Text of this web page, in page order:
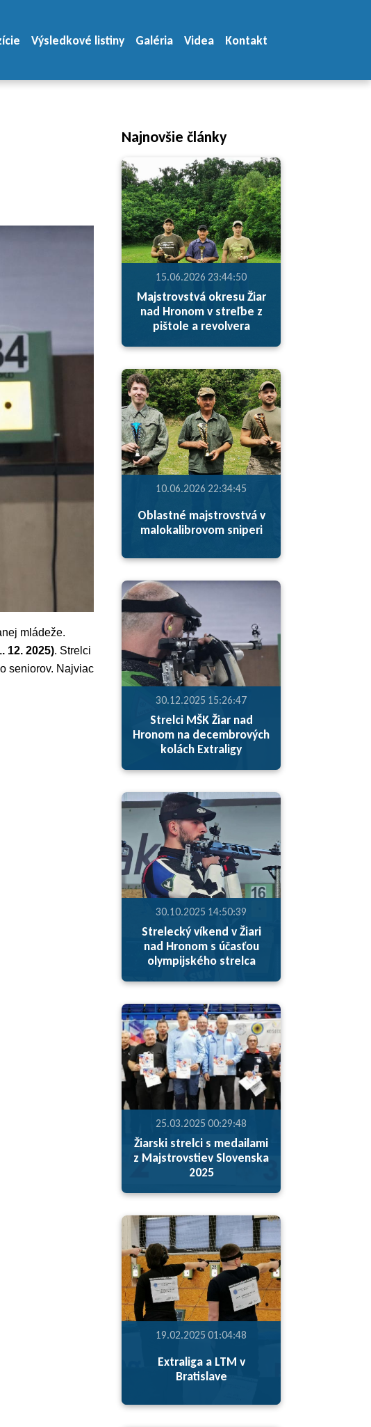
Výsledkové listiny Galéria Videa Kontakt
mládeže.
12. 2025). Strelci
seniorov. Najviac
Najnovšie články
15.06.2026 23:44:50
Majstrovstvá okresu Žiar
nad Hronom v streľbe z
pištole a revolvera
10.06.2026 22:34:45
Oblastné majstrovstvá v
malokalibrovom sniperi
30.12.2025 15:26:47
Strelci MŠK Žiar nad
Hronom na decembrových
kolách Extraligy
30.10.2025 14:50:39
Strelecký víkend v Žiari
nad Hronom s účasťou
olympijského strelca
25.03.2025 00:29:48
Žiarski strelci s medailami
z Majstrovstiev Slovenska
2025
19.02.2025 01:04:48
Extraliga a LTM v
Bratislave